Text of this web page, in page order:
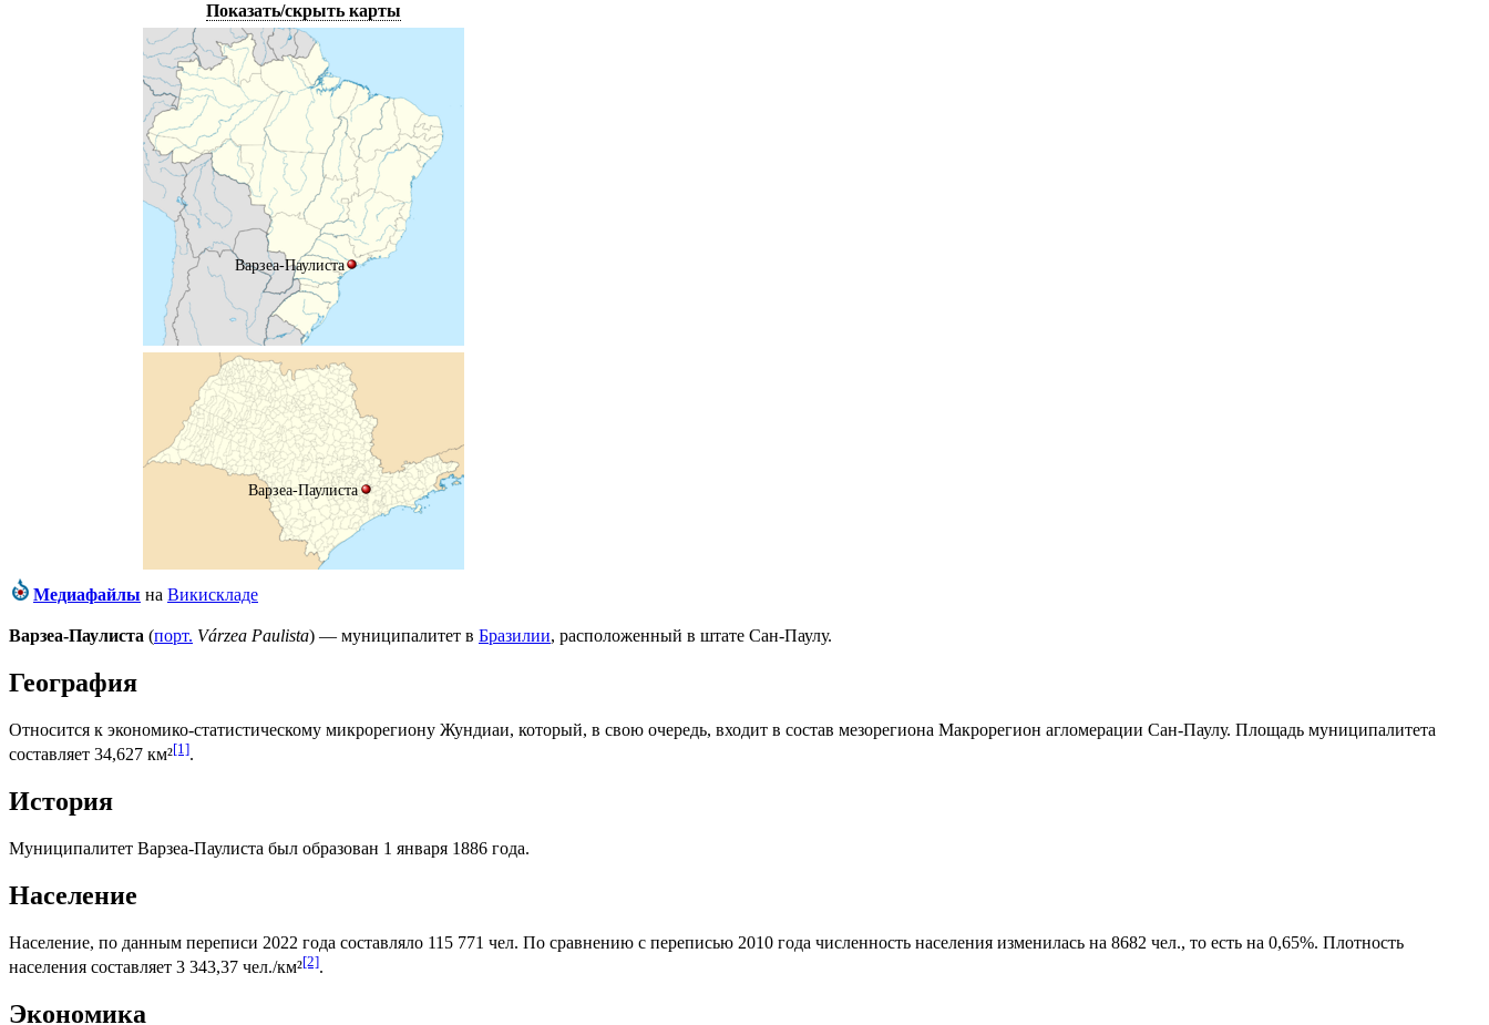
Показать/скрыть карты
Варзеа-Паулиста
Варзеа-Паулиста
Медиафайлы на Викискладе
Варзеа-Паулиста (порт. Várzea Paulista) — муниципалитет в Бразилии, расположенный в штате Сан-Паулу.
География
Относится к экономико-статистическому микрорегиону Жундиаи, который, в свою очередь, входит в состав мезорегиона Макрорегион агломерации Сан-Паулу. Площадь муниципалитета
составляет 34,627 км²[1].
История
Муниципалитет Варзеа-Паулиста был образован 1 января 1886 года.
Население
Население, по данным переписи 2022 года составляло 115 771 чел. По сравнению с переписью 2010 года численность населения изменилась на 8682 чел., то есть на 0,65%. Плотность
населения составляет 3 343,37 чел./км²[2].
Экономика